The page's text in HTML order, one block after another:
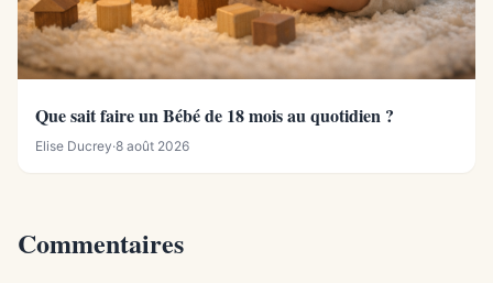
Que sait faire un Bébé de 18 mois au quotidien ?
Elise Ducrey·8 août 2026
Commentaires